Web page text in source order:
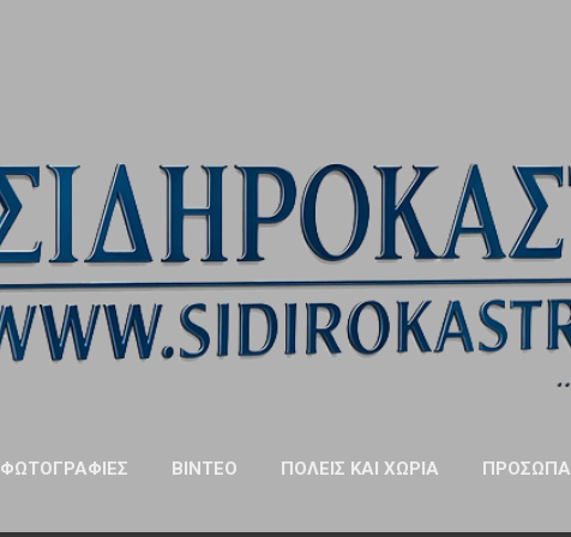
ΦΩΤΟΓΡΑΦΊΕΣ ΒΊΝΤΕΟ ΠΌΛΕΙΣ ΚΑΙ ΧΩΡΙΆ ΠΡΌΣΩΠΑ